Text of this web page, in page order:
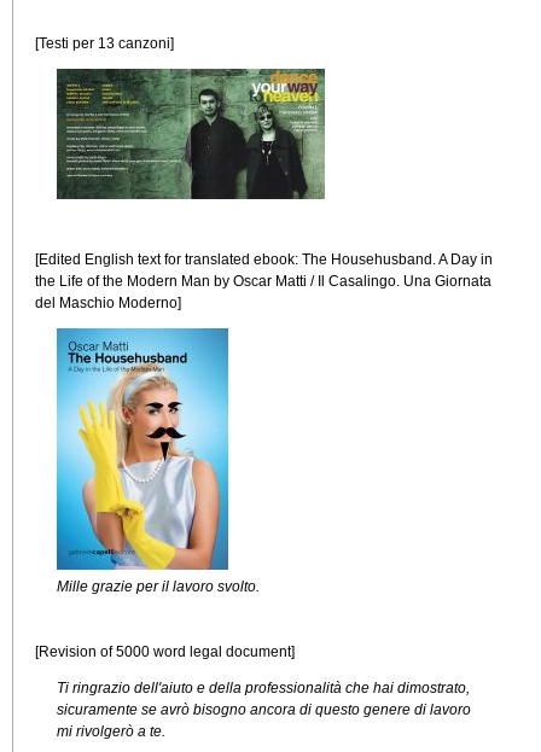
[Testi per 13 canzoni]
[Edited English text for translated ebook: The Househusband. A Day in
the Life of the Modern Man by Oscar Matti / Il Casalingo. Una Giornata
del Maschio Moderno]
Mille grazie per il lavoro svolto.
[Revision of 5000 word legal document]
Ti ringrazio dell'aiuto e della professionalità che hai dimostrato,
sicuramente se avrò bisogno ancora di questo genere di lavoro
mi rivolgerò a te.